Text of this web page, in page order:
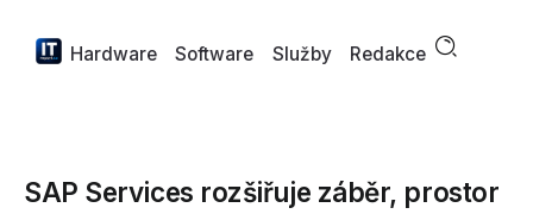
Hardware Software Služby Redakce
SAP Services rozšiřuje záběr, prostor